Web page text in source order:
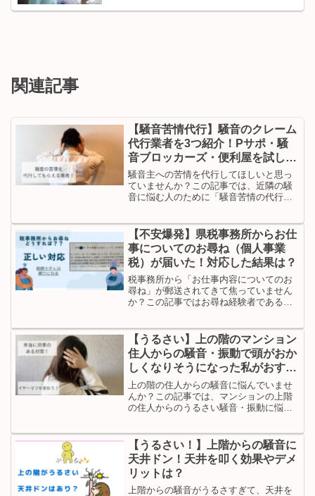
予約をキャンセルしてしまうケ...
関連記事
【騒音苦情代行】騒音のクレーム
代行業者を3つ紹介！Pサポ・騒
音ブロッカーズ・便利屋を試した
結果は？
騒音主への苦情を代行してほしいと思っ
ていませんか？この記事では、近隣の騒
音に悩む人のために「騒音苦情の代行業
抵抗がある人はぜひご覧ください。
【不安爆発】県税事務所からお仕
事についてのお尋ね（個人事業
税）が届いた！対応した結果は？
税事務所から「お仕事内容についてのお
尋ね」が郵送されてきて焦っていません
か？この記事ではお尋ね経験者である私
説します。税理士にアドバイスをもらっ
た内容です。「間違った回答は避けた
い」「安心したい」と考える人はぜひご
覧ください。
【うるさい】上の階のマンション
住人からの騒音・振動で頭がおか
しくなりそうになった私がおすす
めする対策グッズ
上の階の住人からの騒音に悩んでいませ
んか？この記事では、マンションの上階
の住人からのうるさい騒音・振動に悩ん
介するので、騒音に悩んでいる方はぜひ
ご覧ください。
【うるさい！】上階からの騒音に
天井ドン！天井を叩く効果やデメ
リットは？
上階からの騒音がうるさすぎて、天井を